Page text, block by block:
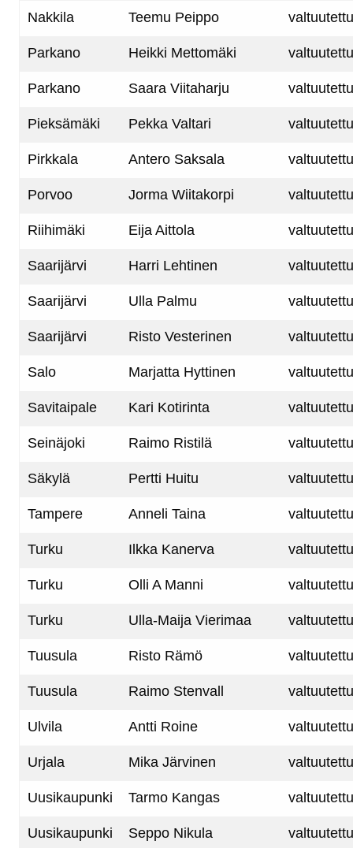
Nakkila Teemu Peippo valtuutettu
Parkano Heikki Mettomäki valtuutettu
Parkano Saara Viitaharju valtuutettu
Pieksämäki Pekka Valtari valtuutettu
Pirkkala Antero Saksala valtuutettu
Porvoo Jorma Wiitakorpi valtuutettu
Riihimäki Eija Aittola valtuutettu
Saarijärvi Harri Lehtinen valtuutettu
Saarijärvi Ulla Palmu valtuutettu
Saarijärvi Risto Vesterinen valtuutettu
Salo Marjatta Hyttinen valtuutettu
Savitaipale Kari Kotirinta valtuutettu
Seinäjoki Raimo Ristilä valtuutettu
Säkylä Pertti Huitu valtuutettu
Tampere Anneli Taina valtuutettu
Turku Ilkka Kanerva valtuutettu
Turku Olli A Manni valtuutettu
Turku Ulla-Maija Vierimaa valtuutettu
Tuusula Risto Rämö valtuutettu
Tuusula Raimo Stenvall valtuutettu
Ulvila Antti Roine valtuutettu
Urjala Mika Järvinen valtuutettu
Uusikaupunki Tarmo Kangas valtuutettu
Uusikaupunki Seppo Nikula valtuutettu